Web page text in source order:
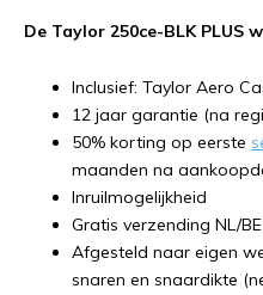
De Taylor 250ce-BLK PLUS
Inclusief: Taylor Aero
12 jaar garantie (na
50% korting op eerste
maanden na
Inruilmogelijkheid
Gratis verzending NL/BE
Afgesteld naar eigen
snaren en snaardikte